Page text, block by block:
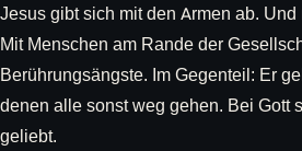
Jesus gibt sich mit den Armen ab.
Mit Menschen am Rande der
Berührungsängste. Im Gegenteil: Er
denen alle sonst weg gehen. Bei Gott
geliebt.